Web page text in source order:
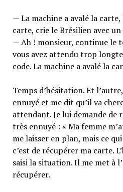
— La machine a avalé la
carte, crie le Brésilien avec
— Ah ! monsieur, continue le
vous avez attendu trop
code. La machine a avalé la
Temps d’hésitation. Et
ennuyé et me dit qu’il va
attendant. Je lui demande de
très ennuyé : « Ma femme
me laisser en plan, mais ce
c’est de récupérer ma carte.
saisi la situation. Il me met à
récupérer.